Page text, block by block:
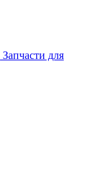
Запчасти для